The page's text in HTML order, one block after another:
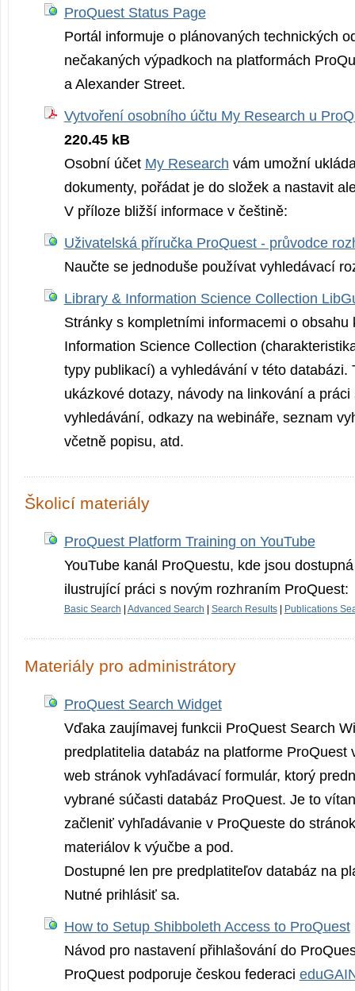
ProQuest Status Page
Portál informuje o plánovaných technických
nečakaných výpadkoch na platformách
a Alexander Street.
Vytvoření osobního účtu My Research u
220.45 kB
Osobní účet My Research vám umožní
dokumenty, pořádat je do složek a nastavit
V příloze bližší informace v češtině:
Uživatelská příručka ProQuest - průvodce
Naučte se jednoduše používat vyhledávací
Library & Information Science Collection
Stránky s kompletními informacemi o obsahu
Information Science Collection
typy publikací) a vyhledávání v této databázi.
ukázkové dotazy, návody na linkování a práci
vyhledávání, odkazy na webináře, seznam
včetně popisu, atd.
Školicí materiály
ProQuest Platform Training on YouTube
YouTube kanál ProQuestu, kde jsou
ilustrující práci s novým rozhraním ProQuest:
Basic Search | Advanced Search | Search Results| Publications
Materiály pro administrátory
ProQuest Search Widget
Vďaka zaujímavej funkcii ProQuest Search
predplatitelia databáz na platforme ProQuest
web stránok vyhľadávací formulár, ktorý
vybrané súčasti databáz ProQuest. Je to
začleniť vyhľadávanie v ProQueste do
materiálov k výučbe a pod.
Dostupné len pre predplatiteľov databáz na
Nutné prihlásiť sa.
How to Setup Shibboleth Access to ProQuest
Návod pro nastavení přihlašování do
ProQuest podporuje českou federaci